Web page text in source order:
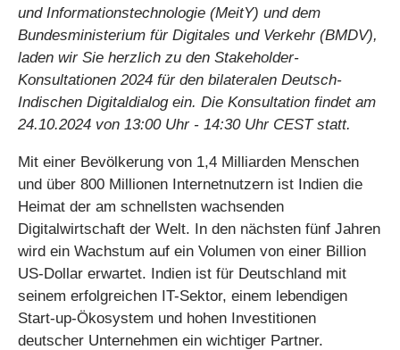
und Informationstechnologie (MeitY) und dem
Bundesministerium für Digitales und Verkehr (BMDV),
laden wir Sie herzlich zu den Stakeholder-
Konsultationen 2024 für den bilateralen Deutsch-
Indischen Digitaldialog ein. Die Konsultation findet am
24.10.2024 von 13:00 Uhr - 14:30 Uhr CEST statt.
Mit einer Bevölkerung von 1,4 Milliarden Menschen
und über 800 Millionen Internetnutzern ist Indien die
Heimat der am schnellsten wachsenden
Digitalwirtschaft der Welt. In den nächsten fünf Jahren
wird ein Wachstum auf ein Volumen von einer Billion
US-Dollar erwartet. Indien ist für Deutschland mit
seinem erfolgreichen IT-Sektor, einem lebendigen
Start-up-Ökosystem und hohen Investitionen
deutscher Unternehmen ein wichtiger Partner.